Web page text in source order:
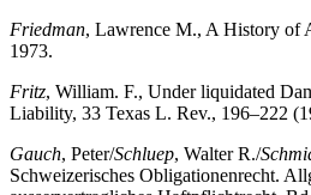
Friedman, Lawrence M., A History of
1973.
Fritz, William. F., Under liquidated
Liability, 33 Texas L. Rev., 196–222
Gauch, Peter/Schluep, Walter R./
Schweizerisches Obligationenrecht.